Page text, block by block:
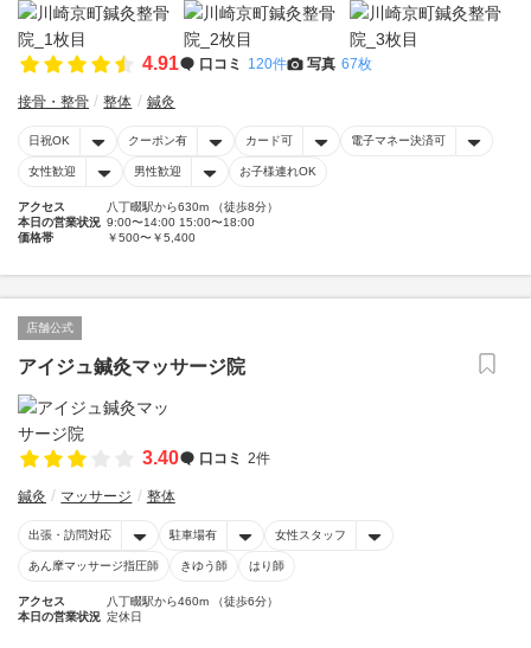
4.91 口コミ 120件 写真 67枚
接骨・整骨 整体 鍼灸
日祝OK クーポン有 カード可 電子マネー決済可
女性歓迎 男性歓迎 お子様連れOK
アクセス
八丁畷駅から630m （徒歩8分）
本日の営業状況 9:00〜14:00 15:00〜18:00
価格帯
￥500〜￥5,400
店舗公式
アイジュ鍼灸マッサージ院
3.40 口コミ 2件
鍼灸 マッサージ 整体
出張・訪問対応 駐車場有 女性スタッフ
あん摩マッサージ指圧師 きゆう師 はり師
アクセス
八丁畷駅から460m （徒歩6分）
本日の営業状況 定休日